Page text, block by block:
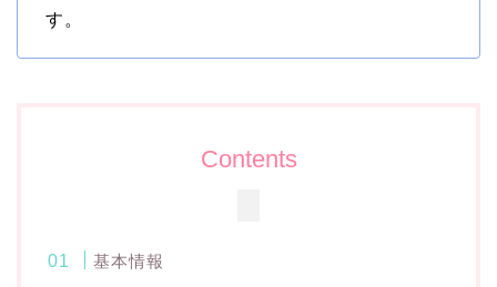
す。
Contents
基本情報